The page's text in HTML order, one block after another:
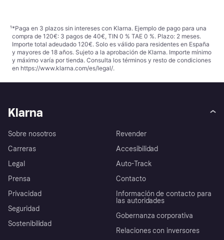
¹*Paga en 3 plazos sin intereses con Klarna. Ejemplo de pago para una
compra de 120€: 3 pagos de 40€, TIN 0 % TAE 0 %. Plazo: 2 meses.
Importe total adeudado 120€. Solo es válido para residentes en España
y mayores de 18 años. Sujeto a la aprobación de Klarna. Importe mínimo
y máximo varía por tienda. Consulta los términos y resto de condiciones
en https://www.klarna.com/es/legal/.
Klarna
Sobre nosotros
Carreras
Legal
Prensa
Privacidad
Seguridad
Sostenibilidad
Revender
Accesibilidad
Auto-Track
Contacto
Información de contacto para
las autoridades
Gobernanza corporativa
Relaciones con inversores